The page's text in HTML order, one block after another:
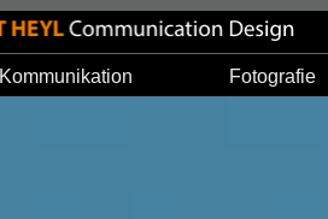
Kommunikation Fotografie